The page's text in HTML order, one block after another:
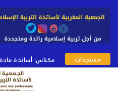
مستجدات
الجمعية